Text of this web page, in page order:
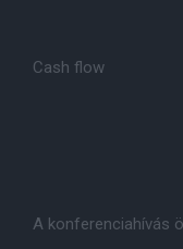
Cash flow
A konferenciahívás